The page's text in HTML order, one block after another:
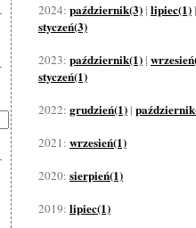
2024: październik(3) | lipiec(1)
styczeń(3)
2023: październik(1) |
styczeń(1)
2022: grudzień(1) |
2021: wrzesień(1)
2020: sierpień(1)
2019: lipiec(1)